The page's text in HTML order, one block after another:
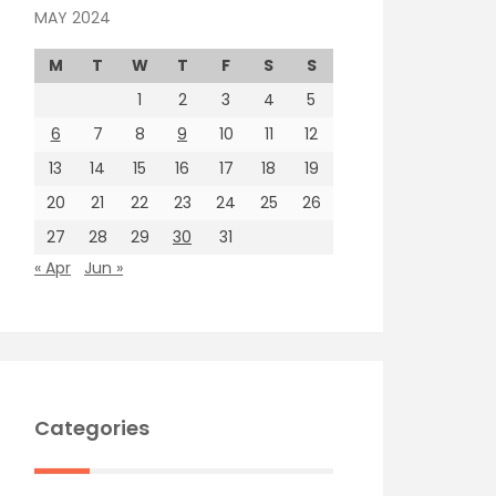
MAY 2024
M T W T F S
S
1
2 3 4
5
6
7 8 9 10 11
12
13
14 15 16 17 18
19
20
21 22 23 24 25
26
27
28 29 30
31
« Apr
Jun »
Categories